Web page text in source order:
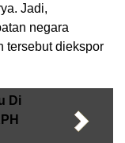
Jadi,
negara
tersebut diekspor
Di